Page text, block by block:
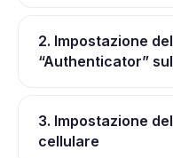
2. Impostazione
“Authenticator”
3. Impostazione
cellulare